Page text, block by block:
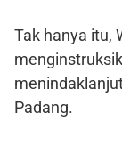
Tak hanya itu,
Padang.